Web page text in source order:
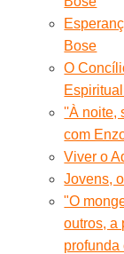
Bose
O
''À noite,
com
Viver o
Jovens,
"O
outros, a
profunda